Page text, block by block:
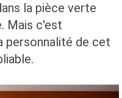
la pièce verte
Mais c'est
personnalité de cet